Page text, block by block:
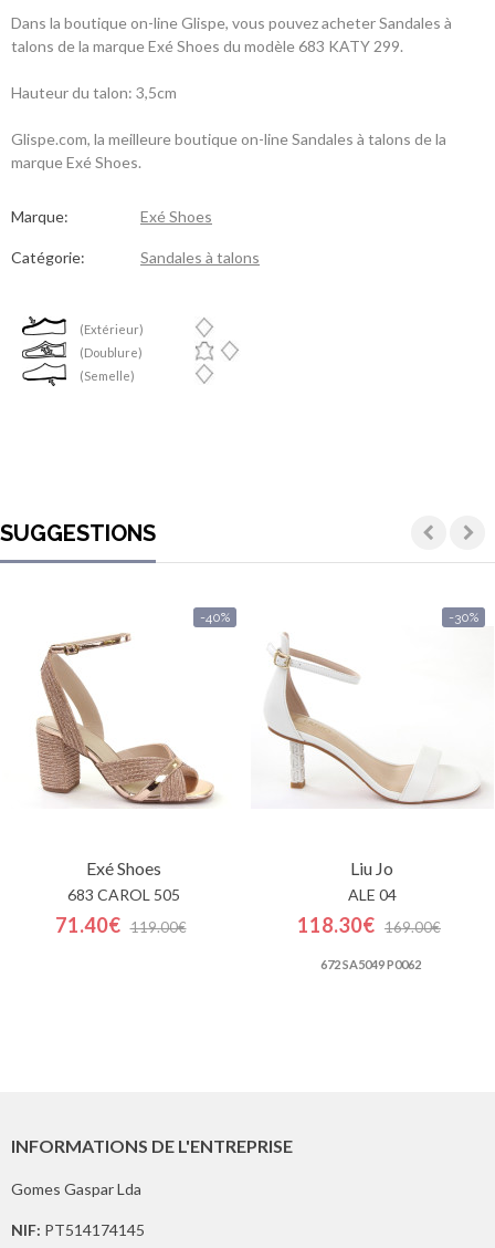
Dans la boutique on-line Glispe, vous pouvez acheter Sandales à
talons de la marque Exé Shoes du modèle 683 KATY 299.
Hauteur du talon: 3,5cm
Glispe.com, la meilleure boutique on-line Sandales à talons de la
marque Exé Shoes.
Marque: Exé Shoes
Catégorie: Sandales à talons
(Extérieur)
(Doublure)
(Semelle)
SUGGESTIONS
-40%
Exé Shoes
683 CAROL 505
71.40€ 119.00€
-30%
Liu Jo
ALE 04
118.30€ 169.00€
672 SA5049 P0062
INFORMATIONS DE L'ENTREPRISE
Gomes Gaspar Lda
NIF: PT514174145